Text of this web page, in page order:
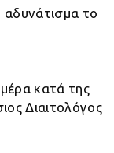
το
κατά της
Διαιτολόγος